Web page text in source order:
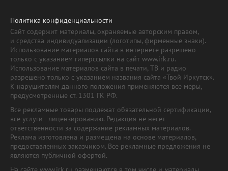
Политика конфиденциальности
Сайт содержит материалы, охраняемые авторским правом,
и средства индивидуализации (логотипы, фирменные знаки).
Использование материалов сайта в интернете разрешено
только с указанием гиперссылки на сайт www.irk.ru.
Использование материалов сайта в печати, ТВ и радио
разрешено только с указанием названия сайта «Твой Иркутск».
К нарушителям данного положения применяются все меры,
предусмотренные ст. 1301 ГК РФ.
Все рекламные товары подлежат обязательной сертификации,
все услуги - лицензированию. Редакция не несет
ответственности за содержание рекламных материалов.
Реклама изготовлена и размещена на основе материалов,
предоставленных заказчиком. Все рекламные предложения не
являются публичной офертой.